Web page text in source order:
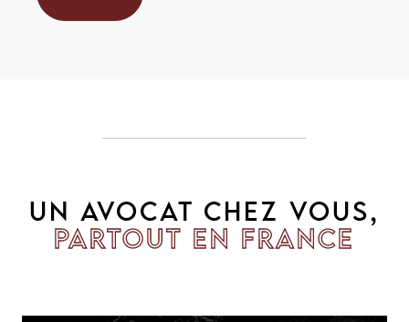
UN AVOCAT CHEZ VOUS,
PARTOUT EN FRANCE